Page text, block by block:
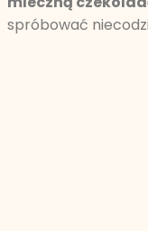
spróbować